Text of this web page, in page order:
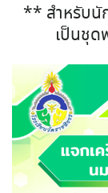
** สำหรับนั
เป็นชุด